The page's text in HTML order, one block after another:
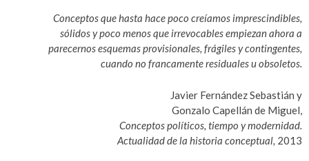
Conceptos que hasta hace poco creíamos imprescindibles,
sólidos y poco menos que irrevocables empiezan ahora a
parecernos esquemas provisionales, frágiles y contingentes,
cuando no francamente residuales u obsoletos.
Javier Fernández Sebastián y
Gonzalo Capellán de Miguel,
Conceptos políticos, tiempo y modernidad.
Actualidad de la historia conceptual, 2013